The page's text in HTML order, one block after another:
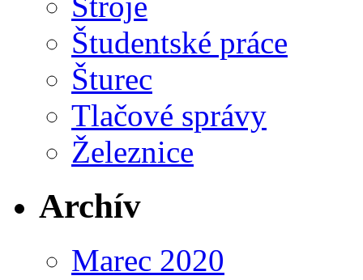
Študentské práce
Šturec
Tlačové správy
Železnice
Archív
Marec 2020